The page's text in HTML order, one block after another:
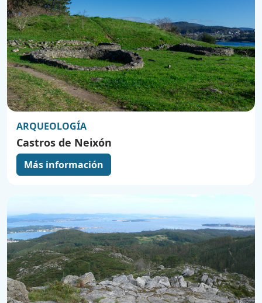
ARQUEOLOGÍA
Castros de Neixón
Más información